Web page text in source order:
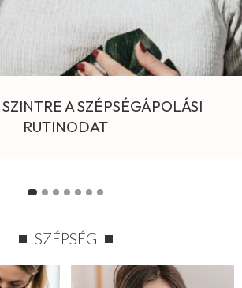
A SZÉPSÉGÁPOLÁSI
RUTINODAT
SZÉPSÉG